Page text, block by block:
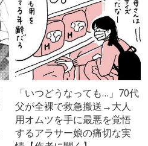
「いつどうなっても…」70代
父が全裸で救急搬送→大人
用オムツを手に最悪を覚悟
するアラサー娘の痛切な実